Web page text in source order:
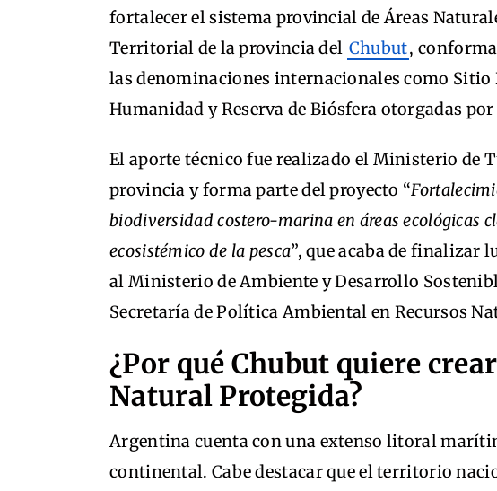
fortalecer el sistema provincial de Áreas
Territorial de la provincia del Chubut,
las denominaciones internacionales como
Humanidad y Reserva de Biósfera otorgadas por
El aporte técnico fue realizado el Ministerio de
provincia y forma parte del proyecto “
biodiversidad costero-marina en áreas ecológicas
ecosistémico de la pesca”, que acaba de finalizar
al Ministerio de Ambiente y Desarrollo
Secretaría de Política Ambiental en Recursos
¿Por qué Chubut quiere
Natural Protegida?
Argentina cuenta con una extenso litoral
continental. Cabe destacar que el territorio